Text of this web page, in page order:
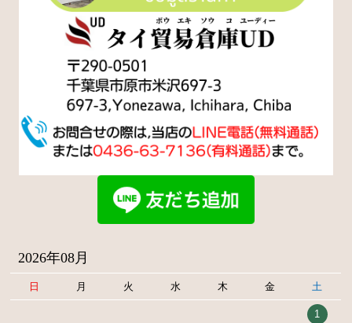
2026年08月
日 月 火 水 木 金 土
1